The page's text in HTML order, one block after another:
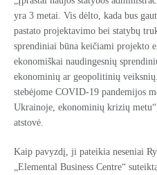
yra 3 metai. Vis dėlto, kada bus
pastato projektavimo bei statybų
sprendiniai būna keičiami projekto
ekonomiškai naudingesnių
ekonominių ar geopolitinių
stebėjome COVID-19 pandemijos
Ukrainoje, ekonominių krizių
atstovė.
Kaip pavyzdį, ji pateikia neseniai
„Elemental Business Centre“